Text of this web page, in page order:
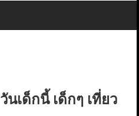
นเด็กนี้ เด็กๆ เที่ยว